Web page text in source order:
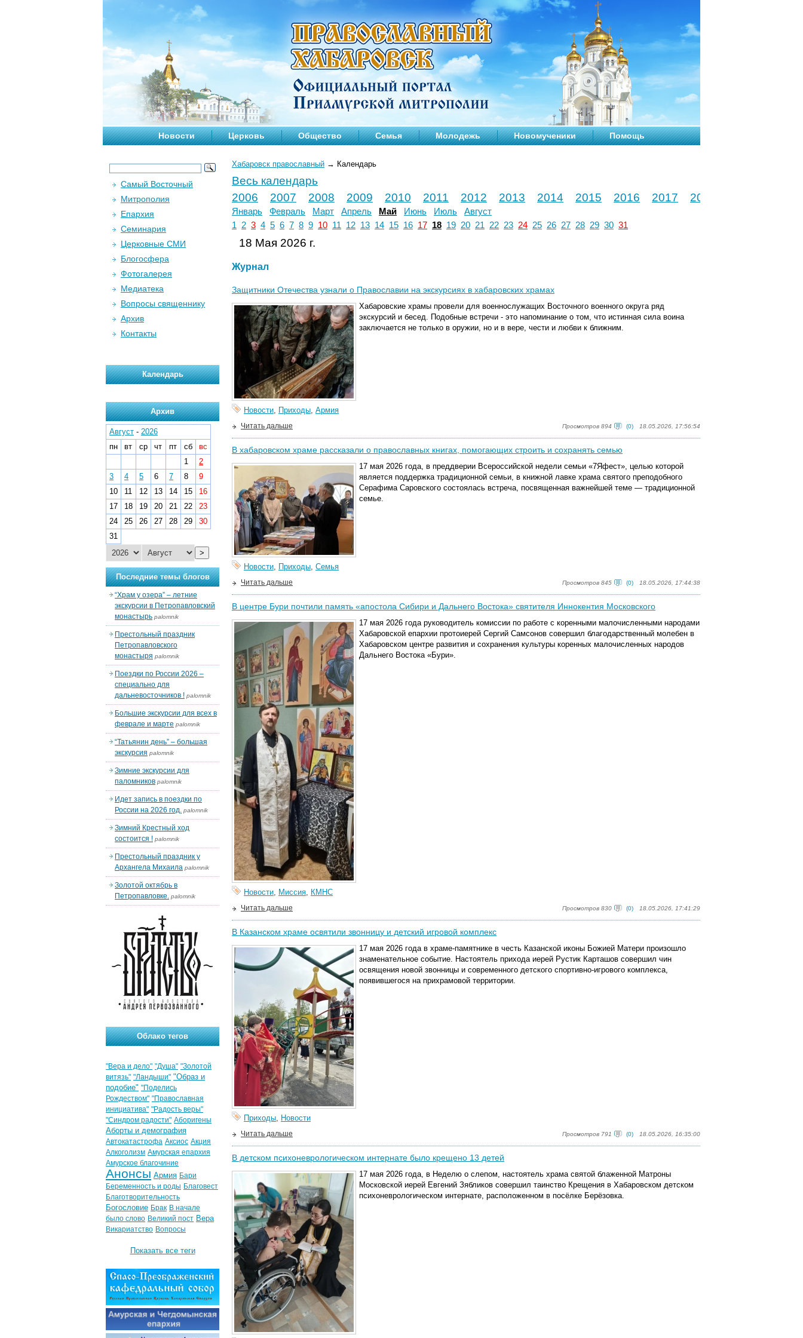
Новости Церковь Общество Семья Молодежь Новомученики Помощь
Хабаровск православный → Календарь
Весь календарь
2006
2007 2008 2009 2010 2011 2012 2013 2014 2015 2016 2017 2018
Январь Февраль Март Апрель Май Июнь Июль
Август
1
2 3 4 5 6 7 8 9 10 11 12 13 14 15 16 17 18 19 20 21 22 23 24 25 26 27 28 29 30 31
18 Мая 2026 г.
Журнал
Защитники Отечества узнали о Православии на экскурсиях в хабаровских храмах
Хабаровские храмы провели для военнослужащих Восточного военного округа ряд
экскурсий и бесед. Подобные встречи - это напоминание о том, что истинная сила воина
заключается не только в оружии, но и в вере, чести и любви к ближним.
Новости, Приходы, Армия
Просмотров 894 (0) 18.05.2026, 17:56:54
Читать дальше
В хабаровском храме рассказали о православных книгах, помогающих строить и сохранять семью
17 мая 2026 года, в преддверии Всероссийской недели семьи «7Яфест», целью которой
является поддержка традиционной семьи, в книжной лавке храма святого преподобного
Серафима Саровского состоялась встреча, посвященная важнейшей теме — традиционной
семье.
Новости, Приходы, Семья
Просмотров 845 (0) 18.05.2026, 17:44:38
Читать дальше
В центре Бури почтили память «апостола Сибири и Дальнего Востока» святителя Иннокентия Московского
17 мая 2026 года руководитель комиссии по работе с коренными малочисленными народами
Хабаровской епархии протоиерей Сергий Самсонов совершил благодарственный молебен в
Хабаровском центре развития и сохранения культуры коренных малочисленных народов
Дальнего Востока «Бури».
Новости, Миссия, КМНС
Просмотров 830 (0) 18.05.2026, 17:41:29
Читать дальше
В Казанском храме освятили звонницу и детский игровой комплекс
17 мая 2026 года в храме-памятнике в честь Казанской иконы Божией Матери произошло
знаменательное событие. Настоятель прихода иерей Рустик Карташов совершил чин
освящения новой звонницы и современного детского спортивно-игрового комплекса,
появившегося на прихрамовой территории.
Приходы, Новости
Просмотров 791 (0) 18.05.2026, 16:35:00
Читать дальше
В детском психоневрологическом интернате было крещено 13 детей
17 мая 2026 года, в Неделю о слепом, настоятель храма святой блаженной Матроны
Московской иерей Евгений Зябликов совершил таинство Крещения в Хабаровском детском
психоневрологическом интернате, расположенном в посёлке Берёзовка.
Самый Восточный
Митрополия
Епархия
Семинария
Церковные СМИ
Блогосфера
Фотогалерея
Медиатека
Вопросы священнику
Архив
Контакты
Календарь
Архив
Август - 2026
пн
вт ср чт пт сб
вс
1
2
3
4 5 6 7 8
9
10
11 12 13 14 15
16
17
18 19 20 21 22
23
24
25 26 27 28 29
30
31
>
Последние темы блогов
“Храм у озера” – летние
экскурсии в Петропавловский
монастырь palomnik
Престольный праздник
Петропавловского
монастыря palomnik
Поездки по России 2026 –
специально для
дальневосточников ! palomnik
Большие экскурсии для всех в
феврале и марте palomnik
“Татьянин день” – большая
экскурсия palomnik
Зимние экскурсии для
паломников palomnik
Идет запись в поездки по
России на 2026 год. palomnik
Зимний Крестный ход
состоится ! palomnik
Престольный праздник у
Архангела Михаила palomnik
Золотой октябрь в
Петропавловке. palomnik
Облако тегов
"Вера и дело" "Душа" "Золотой
витязь" "Ландыши" "Образ и
подобие" "Поделись
Рождеством" "Православная
инициатива" "Радость веры"
"Синдром радости" Аборигены
Аборты и демография
Автокатастрофа Аксиос Акция
Алкоголизм Амурская епархия
Амурское благочиние
Анонсы Армия Бари
Беременность и роды Благовест
Благотворительность
Богословие Брак В начале
было слово Великий пост Вера
Викариатство Вопросы
Показать все теги